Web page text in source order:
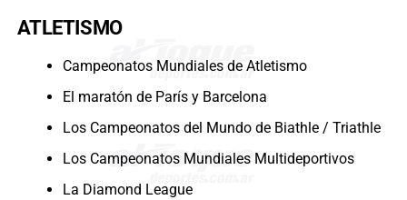
ATLETISMO
Campeonatos Mundiales de Atletismo
El maratón de París y Barcelona
Los Campeonatos del Mundo de Biathle / Triathle
Los Campeonatos Mundiales Multideportivos
La Diamond League